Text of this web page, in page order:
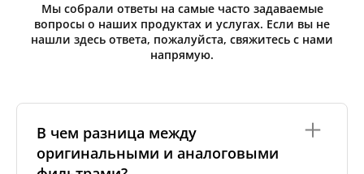
Мы собрали ответы на самые часто задаваемые
вопросы о наших продуктах и услугах. Если вы не
нашли здесь ответа, пожалуйста, свяжитесь с нами
напрямую.
В чем разница между
оригинальными и аналоговыми